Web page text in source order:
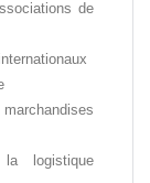
de
logistique